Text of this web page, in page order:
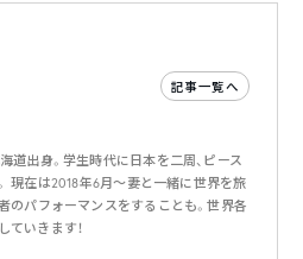
記事一覧へ
道出身。学生時代に日本を二周、ピース
現在は2018年6月～妻と一緒に世界を旅
のパフォーマンスをすることも。世界各
ていきます！